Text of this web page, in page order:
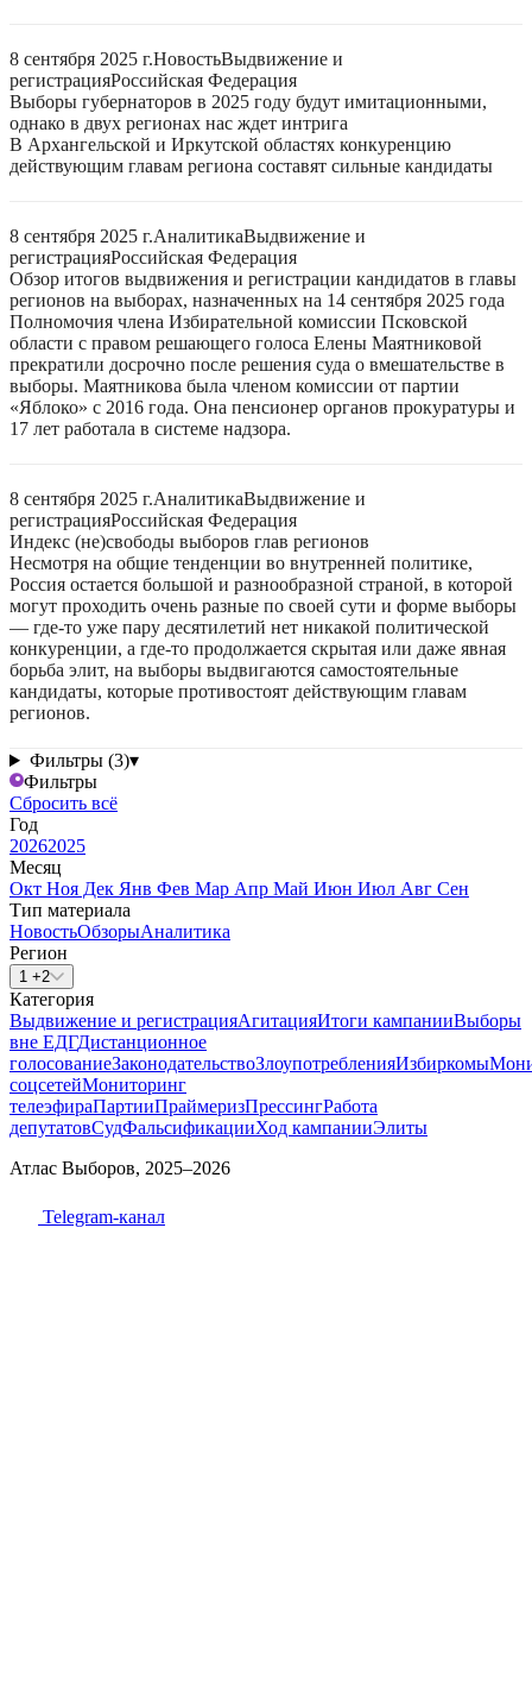
8 сентября 2025 г.НовостьВыдвижение и
регистрацияРоссийская Федерация
Выборы губернаторов в 2025 году будут имитационными,
однако в двух регионах нас ждет интрига
В Архангельской и Иркутской областях конкуренцию
действующим главам региона составят сильные кандидаты
8 сентября 2025 г.АналитикаВыдвижение и
регистрацияРоссийская Федерация
Обзор итогов выдвижения и регистрации кандидатов в главы
регионов на выборах, назначенных на 14 сентября 2025 года
Полномочия члена Избирательной комиссии Псковской
области с правом решающего голоса Елены Маятниковой
прекратили досрочно после решения суда о вмешательстве в
выборы. Маятникова была членом комиссии от партии
«Яблоко» с 2016 года. Она пенсионер органов прокуратуры и
17 лет работала в системе надзора.
8 сентября 2025 г.АналитикаВыдвижение и
регистрацияРоссийская Федерация
Индекс (не)свободы выборов глав регионов
Несмотря на общие тенденции во внутренней политике,
Россия остается большой и разнообразной страной, в которой
могут проходить очень разные по своей сути и форме выборы
— где-то уже пару десятилетий нет никакой политической
конкуренции, а где-то продолжается скрытая или даже явная
борьба элит, на выборы выдвигаются самостоятельные
кандидаты, которые противостоят действующим главам
регионов.
Фильтры (3)▾
Фильтры
Сбросить всё
Год
20262025
Месяц
Окт Ноя Дек Янв Фев Мар Апр Май Июн Июл Авг Сен
Тип материала
НовостьОбзорыАналитика
Регион
1 +2
Категория
Выдвижение и регистрацияАгитацияИтоги кампанииВыборы
вне ЕДГДистанционное
голосованиеЗаконодательствоЗлоупотребленияИзбиркомы
соцсетейМониторинг
телеэфираПартииПраймеризПрессингРабота
депутатовСудФальсификацииХод кампанииЭлиты
Атлас Выборов, 2025–2026
Telegram-канал